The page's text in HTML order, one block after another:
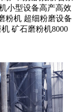
小型设备高产高效
粉机 超细粉磨设备
矿石磨粉机8000